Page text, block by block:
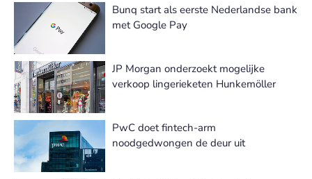
Bunq start als eerste Nederlandse bank
met Google Pay
JP Morgan onderzoekt mogelijke
verkoop lingerieketen Hunkemöller
PwC doet fintech-arm
noodgedwongen de deur uit